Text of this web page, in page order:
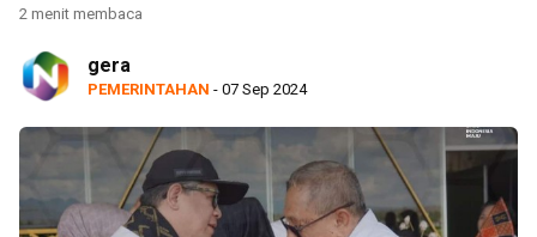
2 menit membaca
gera
PEMERINTAHAN - 07 Sep 2024